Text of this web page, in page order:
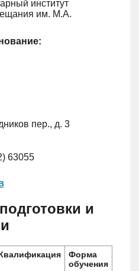
институт
им. М.А.
пер., д. 3
63055
и
Форма
обучения